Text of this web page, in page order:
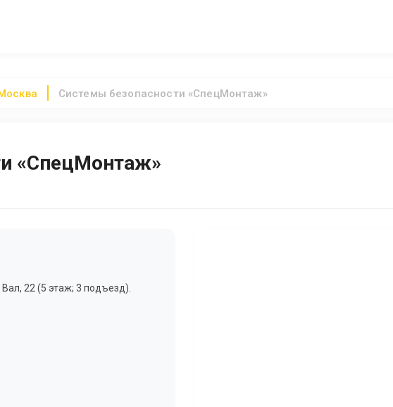
Системы безопасности «СпецМонтаж»
«СпецМонтаж»
22 (5 этаж; 3 подъезд).